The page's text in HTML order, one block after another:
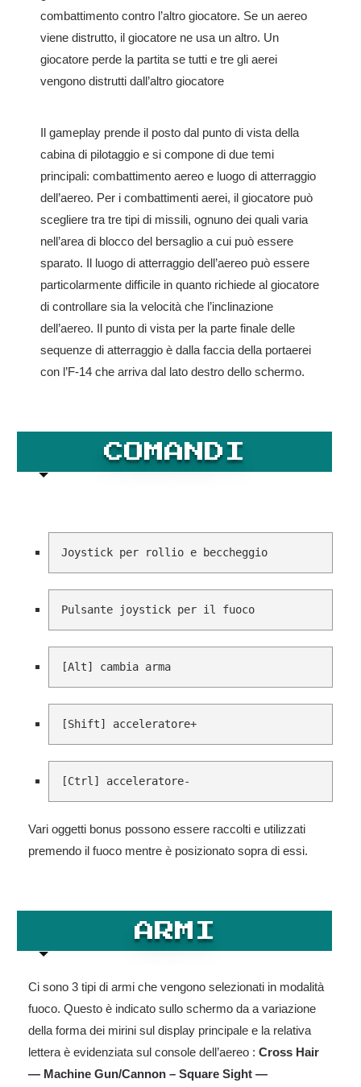
combattimento contro l’altro giocatore. Se un aereo
viene distrutto, il giocatore ne usa un altro. Un
giocatore perde la partita se tutti e tre gli aerei
vengono distrutti dall’altro giocatore
Il gameplay prende il posto dal punto di vista della
cabina di pilotaggio e si compone di due temi
principali: combattimento aereo e luogo di atterraggio
dell’aereo. Per i combattimenti aerei, il giocatore può
scegliere tra tre tipi di missili, ognuno dei quali varia
nell’area di blocco del bersaglio a cui può essere
sparato. Il luogo di atterraggio dell’aereo può essere
particolarmente difficile in quanto richiede al giocatore
di controllare sia la velocità che l’inclinazione
dell’aereo. Il punto di vista per la parte finale delle
sequenze di atterraggio è dalla faccia della portaerei
con l’F-14 che arriva dal lato destro dello schermo.
COMANDI
Joystick per rollio e beccheggio
Pulsante joystick per il fuoco
[Alt] cambia arma
[Shift] acceleratore+
[Ctrl] acceleratore-
Vari oggetti bonus possono essere raccolti e utilizzati
premendo il fuoco mentre è posizionato sopra di essi.
ARMI
Ci sono 3 tipi di armi che vengono selezionati in modalità
fuoco. Questo è indicato sullo schermo da a variazione
della forma dei mirini sul display principale e la relativa
lettera è evidenziata sul console dell’aereo : Cross Hair
— Machine Gun/Cannon – Square Sight —